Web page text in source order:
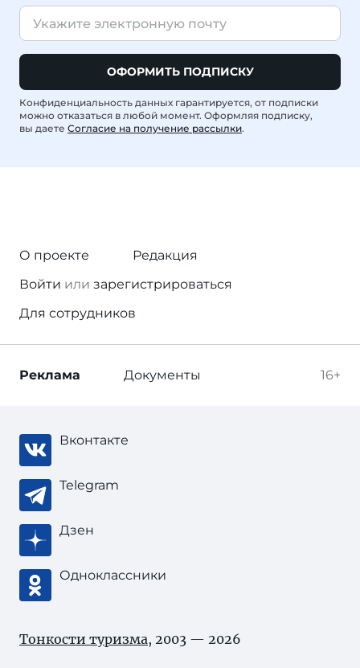
ОФОРМИТЬ ПОДПИСКУ
Конфиденциальность данных гарантируется, от подписки
можно отказаться в любой момент. Оформляя подписку,
вы даете Согласие на получение рассылки.
О проекте
Редакция
Войти или зарегистрироваться
Для сотрудников
16+
Реклама Документы
Вконтакте
Telegram
Дзен
Одноклассники
Тонкости туризма, 2003 — 2026